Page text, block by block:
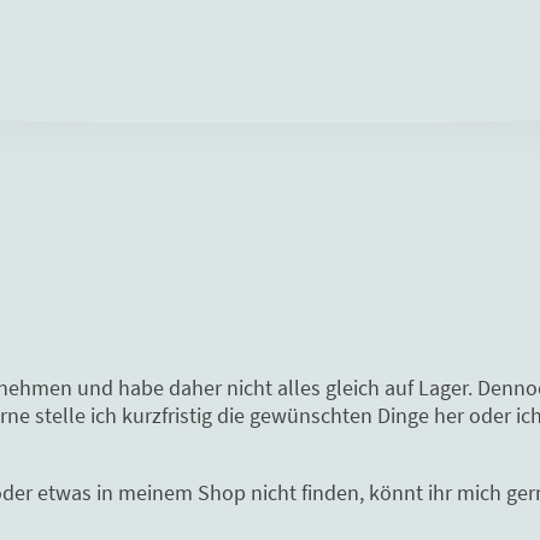
und habe daher nicht alles gleich auf Lager.
stelle ich kurzfristig die gewünschten Dinge her oder
etwas in meinem Shop nicht finden, könnt ihr mich